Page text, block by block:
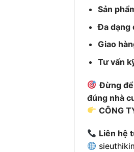
Sản
Đa dạng
Giao
Tư vấn
Đừng để
đúng nhà
CÔNG
Liên hệ